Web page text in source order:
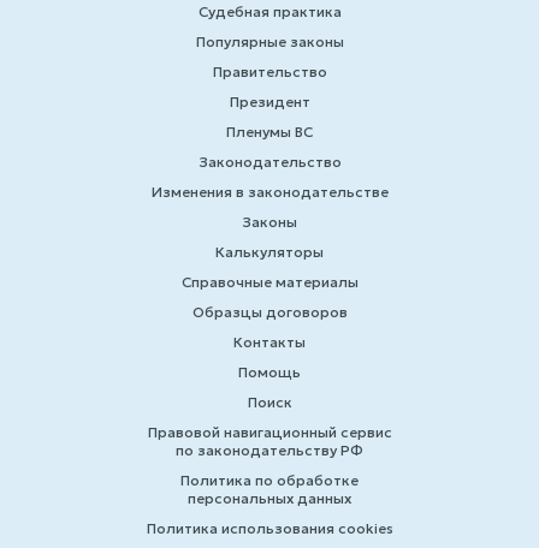
Судебная практика
Популярные законы
Правительство
Президент
Пленумы ВС
Законодательство
Изменения в законодательстве
Законы
Калькуляторы
Справочные материалы
Образцы договоров
Контакты
Помощь
Поиск
Правовой навигационный сервис
по законодательству РФ
Политика по обработке
персональных данных
Политика использования cookies